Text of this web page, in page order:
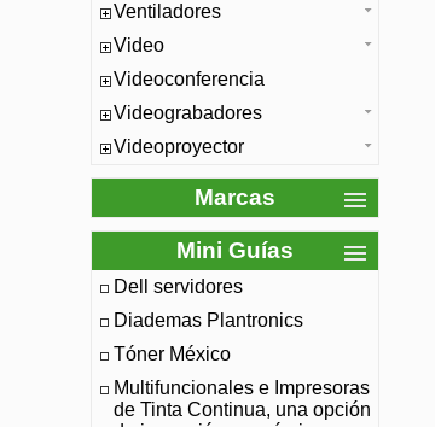
Ventiladores
Video
Videoconferencia
Videograbadores
Videoproyector
Marcas
Mini Guías
Dell servidores
Diademas Plantronics
Tóner México
Multifuncionales e Impresoras
de Tinta Continua, una opción